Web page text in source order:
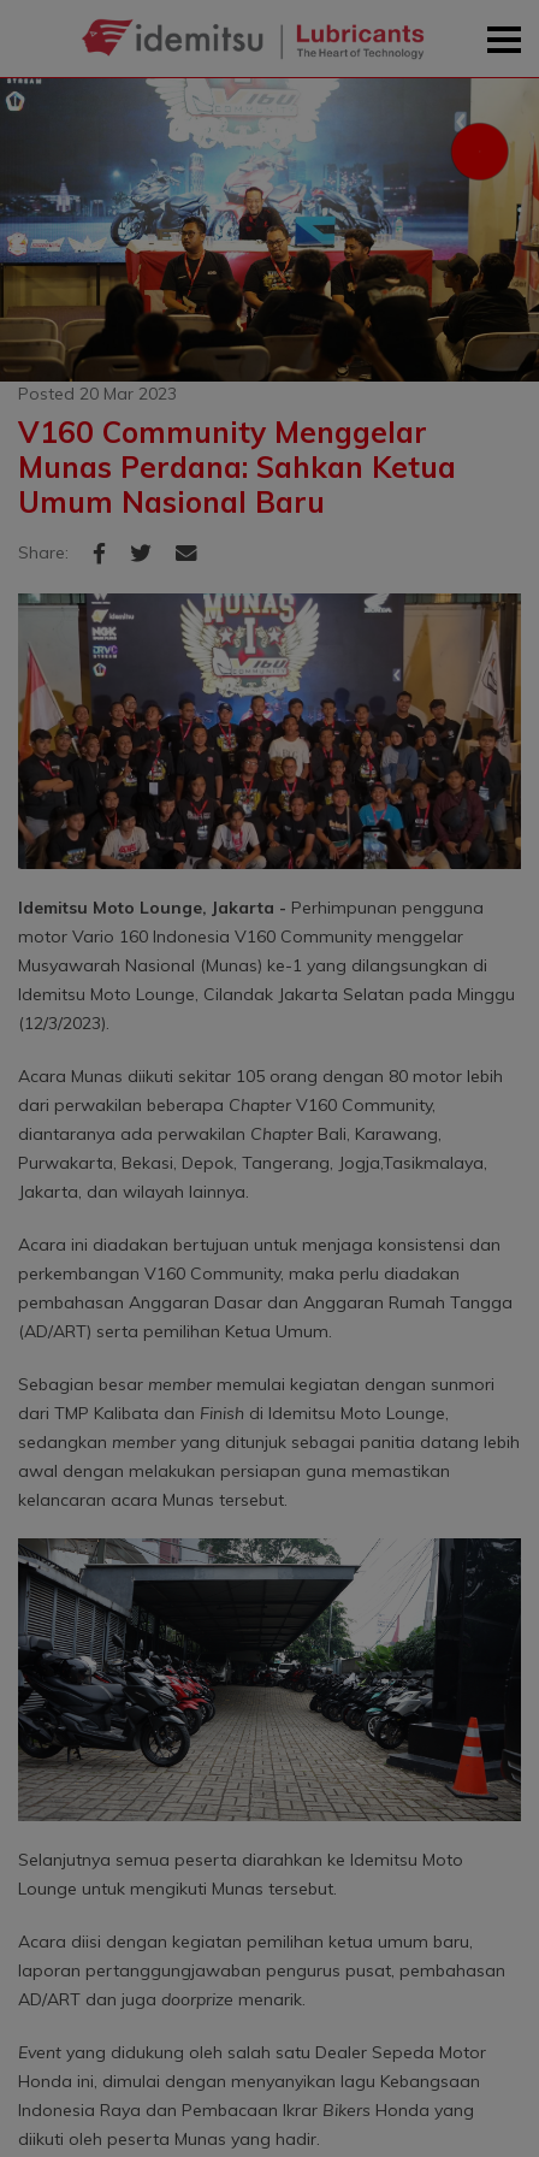
Posted 20 Mar 2023
V160 Community Menggelar
Munas Perdana: Sahkan Ketua
Umum Nasional Baru
Share:
Idemitsu Moto Lounge, Jakarta - Perhimpunan pengguna
motor Vario 160 Indonesia V160 Community menggelar
Musyawarah Nasional (Munas) ke-1 yang dilangsungkan di
Idemitsu Moto Lounge, Cilandak Jakarta Selatan pada Minggu
(12/3/2023).
Acara Munas diikuti sekitar 105 orang dengan 80 motor lebih
dari perwakilan beberapa Chapter V160 Community,
diantaranya ada perwakilan Chapter Bali, Karawang,
Purwakarta, Bekasi, Depok, Tangerang, Jogja,Tasikmalaya,
Jakarta, dan wilayah lainnya.
Acara ini diadakan bertujuan untuk menjaga konsistensi dan
perkembangan V160 Community, maka perlu diadakan
pembahasan Anggaran Dasar dan Anggaran Rumah Tangga
(AD/ART) serta pemilihan Ketua Umum.
Sebagian besar member memulai kegiatan dengan sunmori
dari TMP Kalibata dan Finish di Idemitsu Moto Lounge,
sedangkan member yang ditunjuk sebagai panitia datang lebih
awal dengan melakukan persiapan guna memastikan
kelancaran acara Munas tersebut.
Selanjutnya semua peserta diarahkan ke Idemitsu Moto
Lounge untuk mengikuti Munas tersebut.
Acara diisi dengan kegiatan pemilihan ketua umum baru,
laporan pertanggungjawaban pengurus pusat, pembahasan
AD/ART dan juga doorprize menarik.
Event yang didukung oleh salah satu Dealer Sepeda Motor
Honda ini, dimulai dengan menyanyikan lagu Kebangsaan
Indonesia Raya dan Pembacaan Ikrar Bikers Honda yang
diikuti oleh peserta Munas yang hadir.